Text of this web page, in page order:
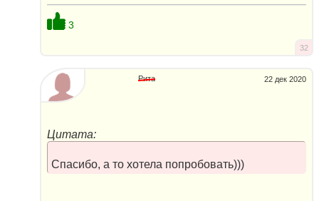
3
32
22 дек 2020
Рита
Цитата:
Спасибо, а то хотела попробовать)))